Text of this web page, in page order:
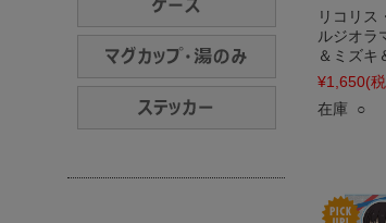
リコリス
ルジオラ
＆ミズキ
¥1,650(
在庫 ○